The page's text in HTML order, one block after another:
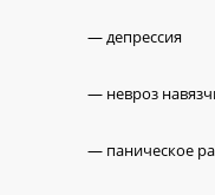
— депрессия
— невроз
— паническое